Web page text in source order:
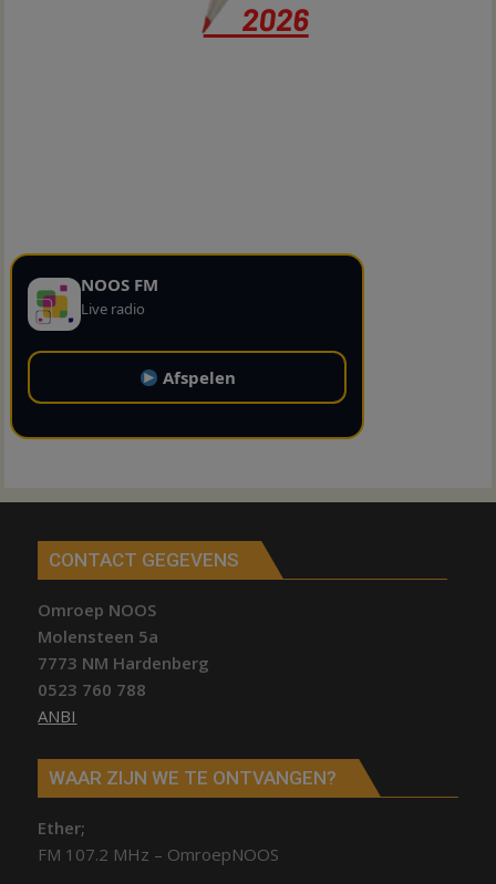
NOOS FM
Live radio
Afspelen
CONTACT GEGEVENS
Omroep NOOS
Molensteen 5a
7773 NM Hardenberg
0523 760 788
ANBI
WAAR ZIJN WE TE ONTVANGEN?
Ether;
FM 107.2 MHz – OmroepNOOS